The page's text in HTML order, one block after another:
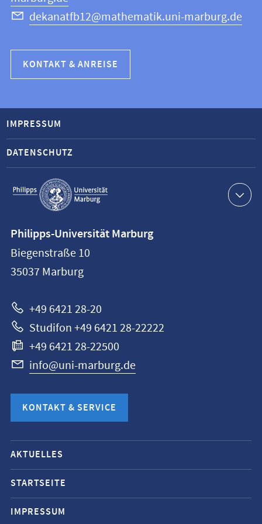
dekanatfb12@mathematik.uni-marburg.de
KONTAKT & ANREISE
Service-
Navigation
IMPRESSUM
DATENSCHUTZ
Philipps-
Universität
Marburg
Philipps-Universität Marburg
Biegenstraße 10
35037 Marburg
+49 6421 28-20
Studifon +49 6421 28-22222
+49 6421 28-22500
info@uni-marburg.de
KONTAKT & SERVICE
Mobile-
Service-
Navigation
und
Social
AKTUELLES
STARTSEITE
IMPRESSUM